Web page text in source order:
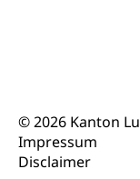
© 2026 Kanton
Impressum
Disclaimer